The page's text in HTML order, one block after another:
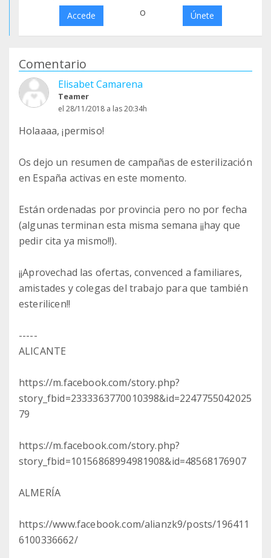
Accede o Únete
Comentario
Elisabet Camarena
Teamer
el 28/11/2018 a las 20:34h
Holaaaa, ¡permiso!
Os dejo un resumen de campañas de esterilización
en España activas en este momento.
Están ordenadas por provincia pero no por fecha
(algunas terminan esta misma semana ¡¡hay que
pedir cita ya mismo!!).
¡¡Aprovechad las ofertas, convenced a familiares,
amistades y colegas del trabajo para que también
esterilicen!!
-----
ALICANTE
https://m.facebook.com/story.php?
story_fbid=2333363770010398&id=2247755042025
79
https://m.facebook.com/story.php?
story_fbid=10156868994981908&id=48568176907
ALMERÍA
https://www.facebook.com/alianzk9/posts/196411
6100336662/